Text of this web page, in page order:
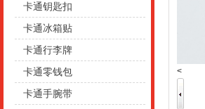
卡通钥匙扣
卡通冰箱贴
卡通行李牌
卡通零钱包
卡通手腕带
<